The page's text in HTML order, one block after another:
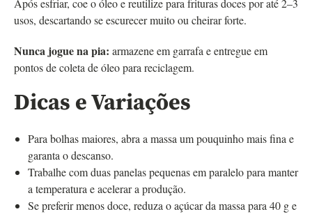
Após esfriar, coe o óleo e reutilize para frituras doces por até 2–3
usos, descartando se escurecer muito ou cheirar forte.
Nunca jogue na pia: armazene em garrafa e entregue em
pontos de coleta de óleo para reciclagem.
Dicas e Variações
Para bolhas maiores, abra a massa um pouquinho mais fina e
garanta o descanso.
Trabalhe com duas panelas pequenas em paralelo para manter
a temperatura e acelerar a produção.
Se preferir menos doce, reduza o açúcar da massa para 40 g e